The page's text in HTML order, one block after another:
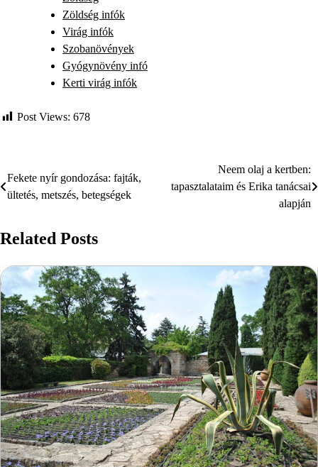
Zöldség infók
Virág infók
Szobanövények
Gyógynövény infó
Kerti virág infók
Post Views: 678
Bejegyzés
navigáció
Fekete nyír gondozása: fajták,
ültetés, metszés, betegségek
Neem olaj a kertben:
tapasztalataim és Erika tanácsai
alapján
Related Posts